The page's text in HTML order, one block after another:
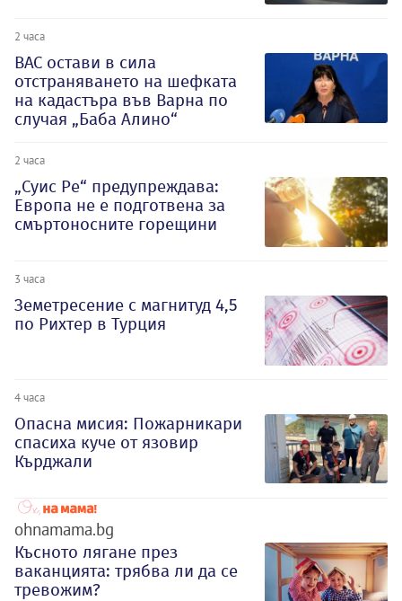
2 часа
ВАС остави в сила
отстраняването на шефката
на кадастъра във Варна по
случая „Баба Алино“
2 часа
„Суис Ре“ предупреждава:
Европа не е подготвена за
смъртоносните горещини
3 часа
Земетресение с магнитуд 4,5
по Рихтер в Турция
4 часа
Опасна мисия: Пожарникари
спасиха куче от язовир
Кърджали
ohnamama.bg
Късното лягане през
ваканцията: трябва ли да се
тревожим?